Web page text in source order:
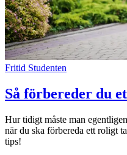
Fritid Studenten
Så förbereder du
Hur tidigt måste man
när du ska förbereda ett roligt
tips!